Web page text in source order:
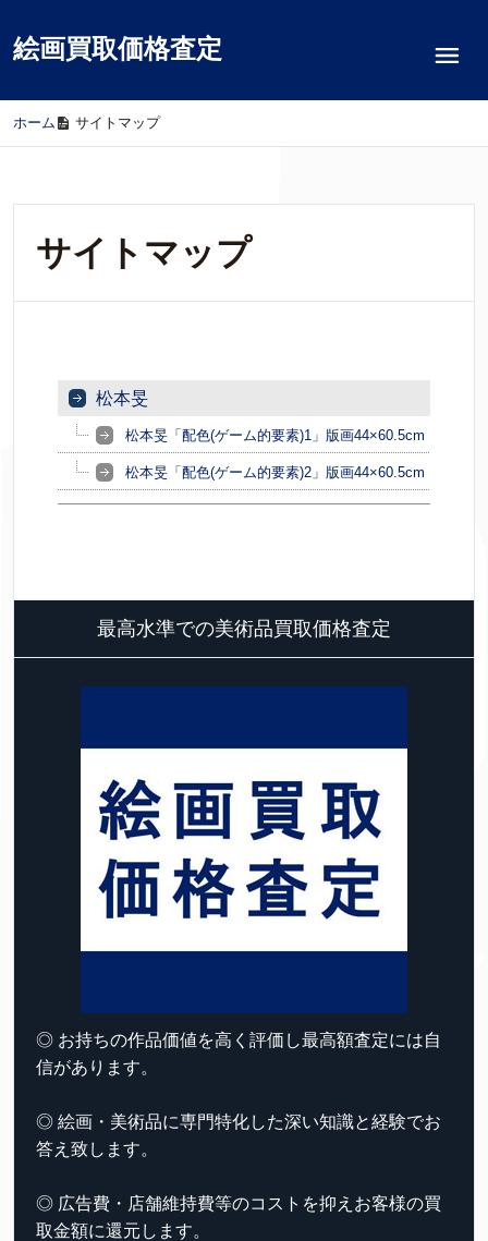
絵画買取価格査定
ホーム / サイトマップ
サイトマップ
松本旻
松本旻「配色(ゲーム的要素)1」版画44×60.5cm
松本旻「配色(ゲーム的要素)2」版画44×60.5cm
最高水準での美術品買取価格査定
◎ お持ちの作品価値を高く評価し最高額査定には自
信があります。
◎ 絵画・美術品に専門特化した深い知識と経験でお
答え致します。
◎ 広告費・店舗維持費等のコストを抑えお客様の買
取金額に還元します。